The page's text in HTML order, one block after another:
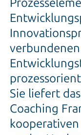
Sie liefert
Coaching